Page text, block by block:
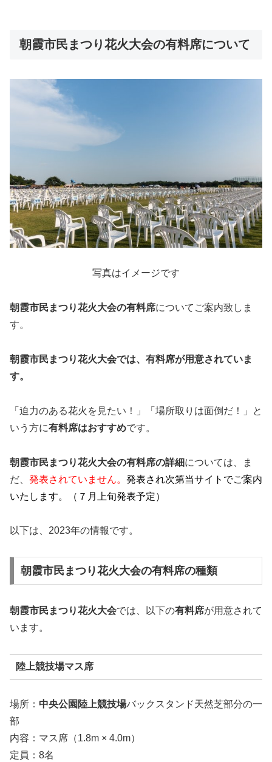
朝霞市民まつり花火大会の有料席について
写真はイメージです
朝霞市民まつり花火大会の有料席についてご案内致しま
す。
朝霞市民まつり花火大会では、有料席が用意されていま
す。
「迫力のある花火を見たい！」「場所取りは面倒だ！」と
いう方に有料席はおすすめです。
朝霞市民まつり花火大会の有料席の詳細については、ま
だ、 発表されていません。 発表され次第当サイトでご案内
いたします。（７月上旬発表予定）
以下は、2023年の情報です。
朝霞市民まつり花火大会の有料席の種類
朝霞市民まつり花火大会では、以下の有料席が用意されて
います。
陸上競技場マス席
場所： 中央公園陸上競技場バックスタンド天然芝部分の一
部
内容：マス席（1.8m × 4.0m）
定員：8名